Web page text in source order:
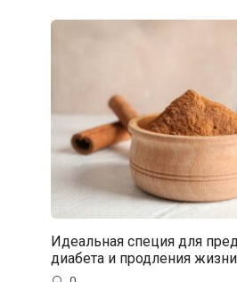
Идеальная специя для
диабета и продления жизни